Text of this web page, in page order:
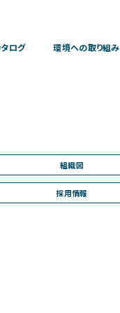
ログ 環境への取り組み
組織図
採用情報